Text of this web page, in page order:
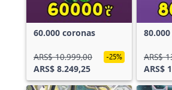
60.000 coronas
ARS$ 10.999,00
ARS$ 8.249,25
-25%
ARS$
ARS$